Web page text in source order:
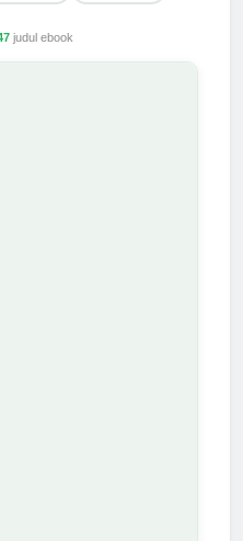
judul ebook